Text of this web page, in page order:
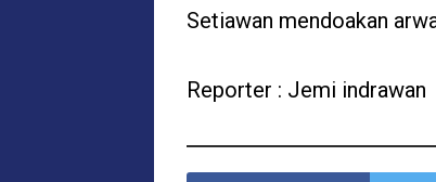
Setiawan mendoakan
Reporter : Jemi indrawan